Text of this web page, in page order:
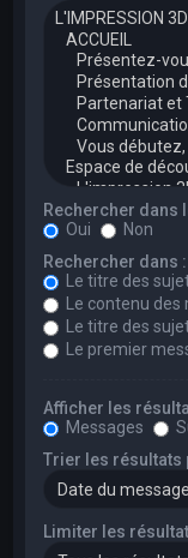
Rechercher dans
Oui
Non
Rechercher dans :
Le titre des
Le contenu
Le titre des
Le premier
Afficher les
Messages
Trier les résultats
Limiter les